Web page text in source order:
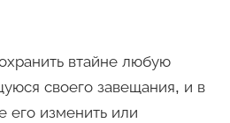
втайне любую
своего завещания, и в
его изменить или